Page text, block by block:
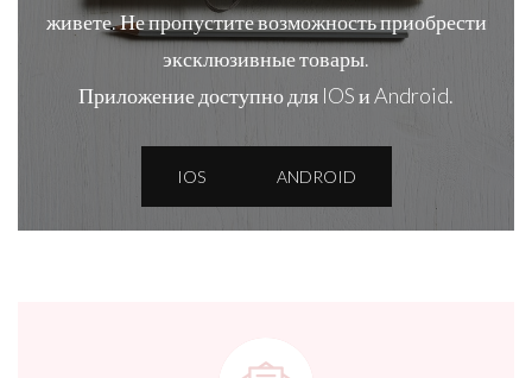
живете. Не пропустите возможность приобрести
эксклюзивные товары.
Приложение доступно для IOS и Android.
IOS ANDROID